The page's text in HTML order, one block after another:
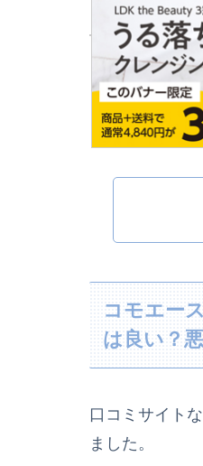
コモエー
は良い？
口コミサイト
ました。